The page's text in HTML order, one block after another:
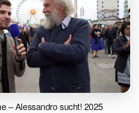
– Alessandro sucht! 2025